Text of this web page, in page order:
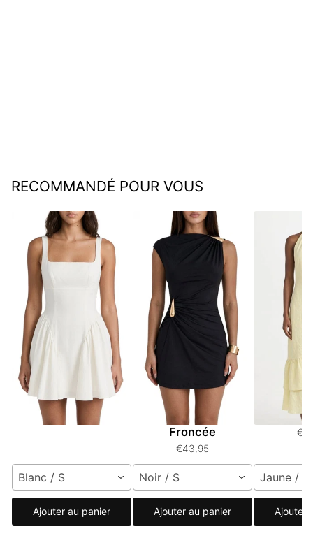
RECOMMANDÉ POUR VOUS
Robe Mini à Encolure
Carrée Sans Dos
€41,95
Blanc / S
Ajouter au panier
Robe Mini Sans
Manches
Asymétrique
Froncée
€43,95
Noir / S
Ajouter au panier
Robe
Jaune / S
Ajouter